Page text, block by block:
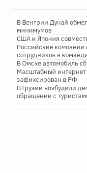
В Венгрии Дунай
минимумов
США и Япония
Российские компании
сотрудников в
В Омске автомобиль
Масштабный интернет
зафиксирован в РФ
В Грузии возбудили
обращении с